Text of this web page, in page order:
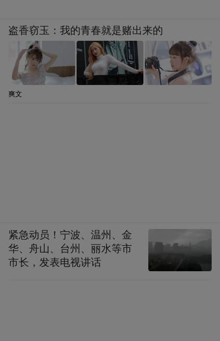
盗香窃玉：我的青春就是赌出来的
爽文
紧急动员！宁波、温州、金
华、舟山、台州、丽水等市
市长，发表电视讲话